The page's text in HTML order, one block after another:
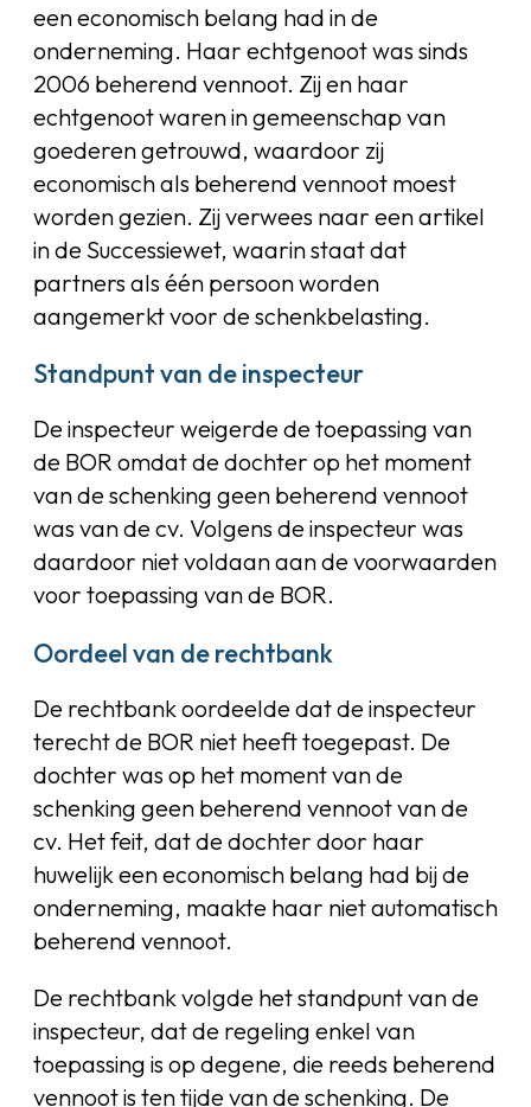
een economisch belang had in de
onderneming. Haar echtgenoot was sinds
2006 beherend vennoot. Zij en haar
echtgenoot waren in gemeenschap van
goederen getrouwd, waardoor zij
economisch als beherend vennoot moest
worden gezien. Zij verwees naar een artikel
in de Successiewet, waarin staat dat
partners als één persoon worden
aangemerkt voor de schenkbelasting.
Standpunt van de inspecteur
De inspecteur weigerde de toepassing van
de BOR omdat de dochter op het moment
van de schenking geen beherend vennoot
was van de cv. Volgens de inspecteur was
daardoor niet voldaan aan de voorwaarden
voor toepassing van de BOR.
Oordeel van de rechtbank
De rechtbank oordeelde dat de inspecteur
terecht de BOR niet heeft toegepast. De
dochter was op het moment van de
schenking geen beherend vennoot van de
cv. Het feit, dat de dochter door haar
huwelijk een economisch belang had bij de
onderneming, maakte haar niet automatisch
beherend vennoot.
De rechtbank volgde het standpunt van de
inspecteur, dat de regeling enkel van
toepassing is op degene, die reeds beherend
vennoot is ten tijde van de schenking. De